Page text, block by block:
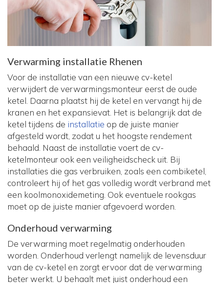
Verwarming installatie Rhenen
Voor de installatie van een nieuwe cv-ketel
verwijdert de verwarmingsmonteur eerst de oude
ketel. Daarna plaatst hij de ketel en vervangt hij de
kranen en het expansievat. Het is belangrijk dat de
ketel tijdens de installatie op de juiste manier
afgesteld wordt, zodat u het hoogste rendement
behaald. Naast de installatie voert de cv-
ketelmonteur ook een veiligheidscheck uit. Bij
installaties die gas verbruiken, zoals een combiketel,
controleert hij of het gas volledig wordt verbrand met
een koolmonoxidemeting. Ook eventuele rookgas
moet op de juiste manier afgevoerd worden.
Onderhoud verwarming
De verwarming moet regelmatig onderhouden
worden. Onderhoud verlengt namelijk de levensduur
van de cv-ketel en zorgt ervoor dat de verwarming
beter werkt. U behaalt met juist onderhoud een